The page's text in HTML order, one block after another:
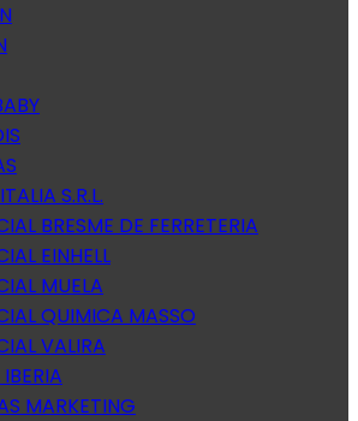
S.R.L.
BRESME DE FERRETERIA
EINHELL
MUELA
QUIMICA MASSO
VALIRA
MARKETING